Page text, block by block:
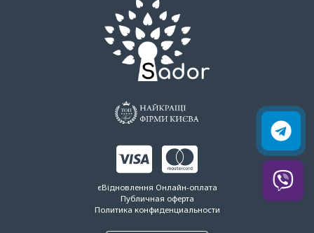
єВідновлення Онлайн-оплата
Публичная оферта
Политика конфиденциальности